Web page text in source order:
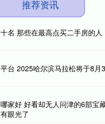
推荐资讯
名 那些在最高点买二手房的人
台 2025哈尔滨马拉松将于8月
家好 好看却无人问津的6部宝
眼光了